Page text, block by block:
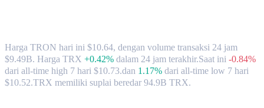
Harga TRON hari ini $10.64, dengan volume transaksi 24 jam
$9.49B. Harga TRX +0.42% dalam 24 jam terakhir.Saat ini -0.84%
dari all-time high 7 hari $10.73.dan 1.17% dari all-time low 7 hari
$10.52.TRX memiliki suplai beredar 94.9B TRX.